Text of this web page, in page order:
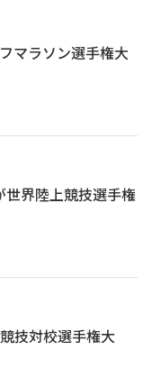
マラソン選手権大
界陸上競技選手権
技対校選手権大